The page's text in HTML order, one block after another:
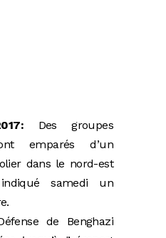
Des groupes
emparés d’un
dans le nord-est
samedi un
de Benghazi